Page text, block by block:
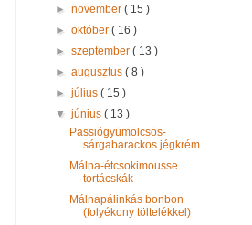
►november( 15 )
►október( 16 )
►szeptember( 13 )
►augusztus( 8 )
►július( 15 )
▼június( 13 )
Passiógyümölcsös-
sárgabarackos jégkrém
Málna-étcsokimousse
tortácskák
Málnapálinkás bonbon
(folyékony töltelékkel)